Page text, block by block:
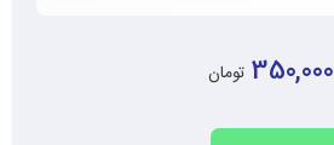
350,000 تومان